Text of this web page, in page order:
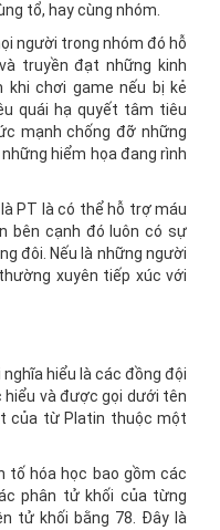
tổ, hay cùng nhóm.
người trong nhóm đó hỗ
truyền đạt những kinh
khi chơi game nếu bị kẻ
quái hạ quyết tâm tiêu
mạnh chống đỡ những
hiểm họa đang rình
PT là có thể hỗ trợ máu
bên cạnh đó luôn có sự
đôi. Nếu là những người
xuyên tiếp xúc với
hiểu là các đồng đội
và được gọi dưới tên
của từ Platin thuộc một
tố hóa học bao gồm các
phân tử khối của từng
tử khối bằng 78. Đây là